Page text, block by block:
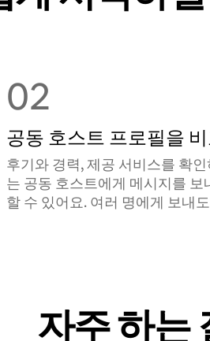
02
공동 호스트 프로필을
후기와 경력, 제공 서비스를 확
는 공동 호스트에게 메시지를 보
할 수 있어요. 여러 명에게 보내
자주 하는